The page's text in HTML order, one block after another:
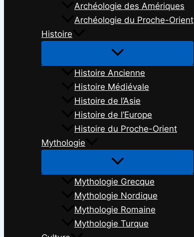
Archéologie des Amériques
Archéologie du Proche-Orient
Histoire
Histoire Ancienne
Histoire Médiévale
Histoire de l’Asie
Histoire de l’Europe
Histoire du Proche-Orient
Mythologie
Mythologie Grecque
Mythologie Nordique
Mythologie Romaine
Mythologie Turque